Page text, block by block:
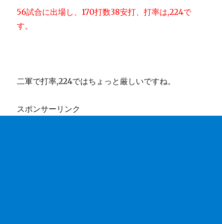
56試合に出場し、170打数38安打、打率は,224で
す。
二軍で打率,224ではちょっと厳しいですね。
スポンサーリンク